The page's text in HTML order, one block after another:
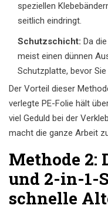
speziellen
seitlich eindringt.
Schutzschicht: Da
meist einen dünnen
Schutzplatte, bevor
Der Vorteil dieser
verlegte PE-Folie hält
viel Geduld bei der
macht die ganze Arbeit
Methode 2:
und 2-in-1-
schnelle